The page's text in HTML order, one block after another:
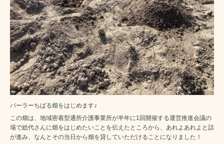
パーラーちばる畑をはじめます♪
この畑は、地域密着型通所介護事業所が半年に1回開催する運営推進会議の
場で総代さんに畑をはじめたいことを伝えたところから、あれよあれよと話
が進み、なんとその当日から畑を貸していただけることになりました！